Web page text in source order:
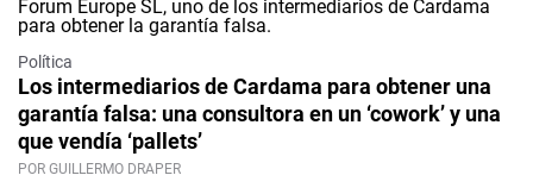
Política
Los intermediarios de Cardama para obtener una
garantía falsa: una consultora en un ‘cowork’ y una
que vendía ‘pallets’
POR GUILLERMO DRAPER